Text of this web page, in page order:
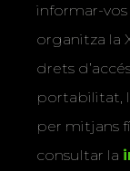
informar-
organitza la
drets
portabilitat,
per mitjans
consultar la